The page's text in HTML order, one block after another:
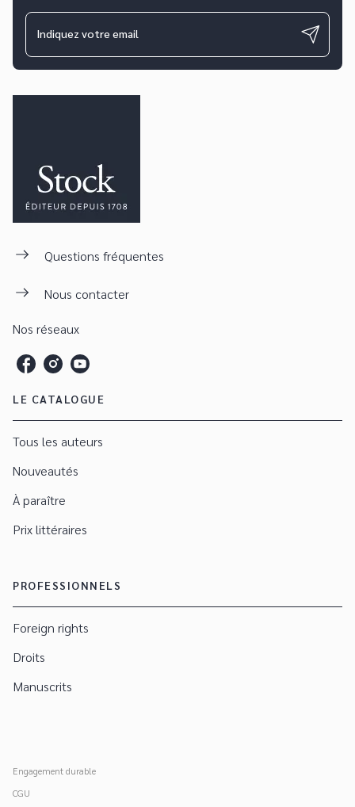
Indiquez votre email
Questions fréquentes
Nous contacter
Nos réseaux
LE CATALOGUE
Tous les auteurs
Nouveautés
À paraître
Prix littéraires
PROFESSIONNELS
Foreign rights
Droits
Manuscrits
Engagement durable
CGU